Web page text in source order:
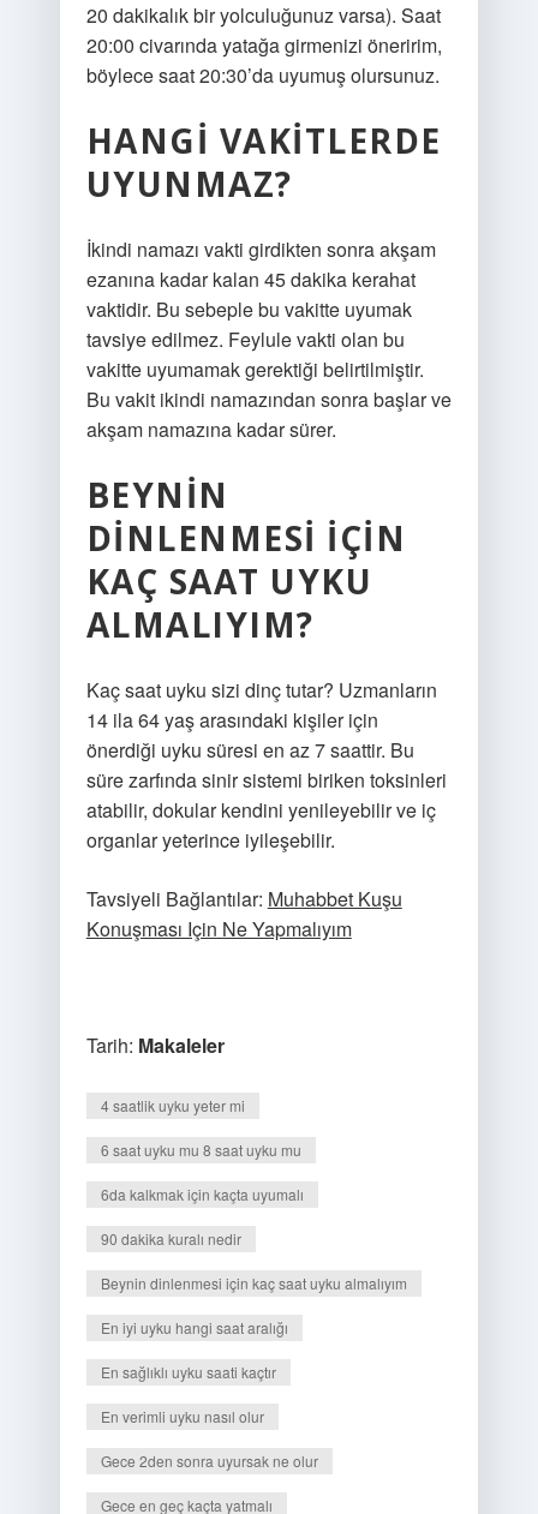
20 dakikalık bir yolculuğunuz varsa). Saat
20:00 civarında yatağa girmenizi öneririm,
böylece saat 20:30’da uyumuş olursunuz.
HANGI VAKITLERDE
UYUNMAZ?
İkindi namazı vakti girdikten sonra akşam
ezanına kadar kalan 45 dakika kerahat
vaktidir. Bu sebeple bu vakitte uyumak
tavsiye edilmez. Feylule vakti olan bu
vakitte uyumamak gerektiği belirtilmiştir.
Bu vakit ikindi namazından sonra başlar ve
akşam namazına kadar sürer.
BEYNIN
DINLENMESI IÇIN
KAÇ SAAT UYKU
ALMALIYIM?
Kaç saat uyku sizi dinç tutar? Uzmanların
14 ila 64 yaş arasındaki kişiler için
önerdiği uyku süresi en az 7 saattir. Bu
süre zarfında sinir sistemi biriken toksinleri
atabilir, dokular kendini yenileyebilir ve iç
organlar yeterince iyileşebilir.
Tavsiyeli Bağlantılar: Muhabbet Kuşu
Konuşması Için Ne Yapmalıyım
Tarih: Makaleler
4 saatlik uyku yeter mi
6 saat uyku mu 8 saat uyku mu
6da kalkmak için kaçta uyumalı
90 dakika kuralı nedir
Beynin dinlenmesi için kaç saat uyku almalıyım
En iyi uyku hangi saat aralığı
En sağlıklı uyku saati kaçtır
En verimli uyku nasıl olur
Gece 2den sonra uyursak ne olur
Gece en geç kaçta yatmalı